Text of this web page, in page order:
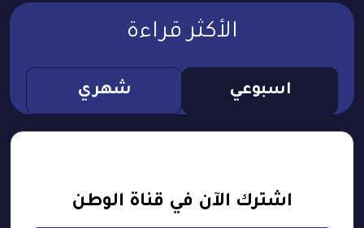
الأكثر قراءة
اسبوعي شهري
اشترك الآن في قناة الوطن